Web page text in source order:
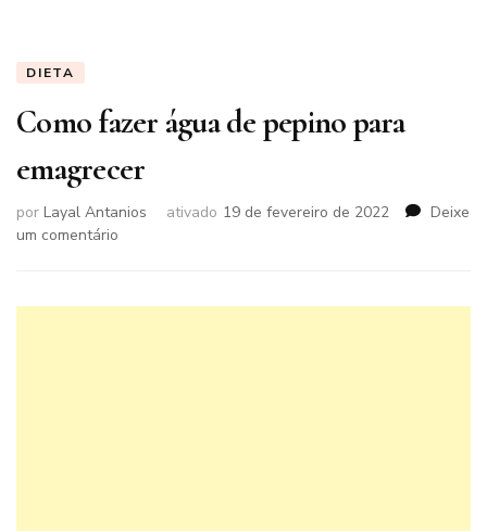
DIETA
Como fazer água de pepino para
emagrecer
por Layal Antanios ativado 19 de fevereiro de 2022
Deixe
um comentário
água